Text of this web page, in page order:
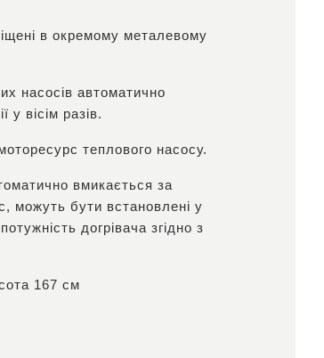
в окремому металевому
насосів автоматично
вісім разів.
теплового насосу.
вмикається за
можуть бути встановлені у
догрівача згідно з
167 см